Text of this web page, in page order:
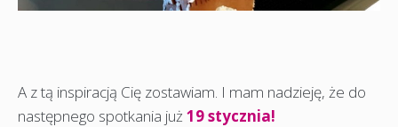
A z tą inspiracją Cię zostawiam. I mam nadzieję, że do
następnego spotkania już 19 stycznia!